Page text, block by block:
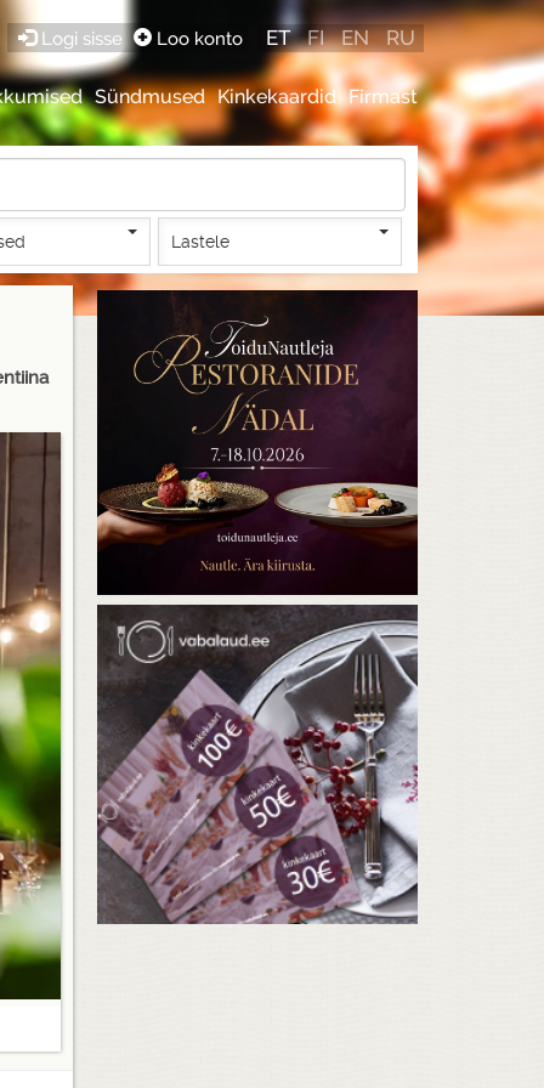
Sündmused Kinkekaardid Firmast
Logi sisse Loo konto ET FI EN RU
Lastele